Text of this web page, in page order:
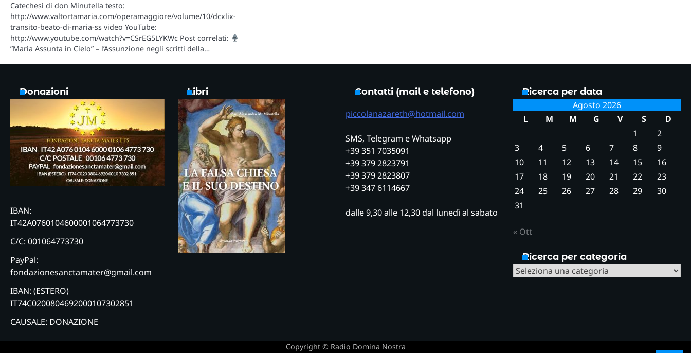
Catechesi di don Minutella testo:
http://www.valtortamaria.com/operamaggiore/volume/10/dcxlix-
transito-beato-di-maria-ss video YouTube:
http://www.youtube.com/watch?v=CSrEG5LYKWc Post correlati:
”Maria Assunta in Cielo” – l’Assunzione negli scritti della…
Donazioni
IBAN:
IT42A0760104600001064773730
C/C: 001064773730
PayPal:
fondazionesanctamater@gmail.com
IBAN: (ESTERO)
IT74C0200804692000107302851
CAUSALE: DONAZIONE
Libri
Contatti (mail e telefono)
piccolanazareth@hotmail.com
SMS, Telegram e Whatsapp
+39 351 7035091
+39 379 2823791
+39 379 2823807
+39 347 6114667
dalle 9,30 alle 12,30 dal lunedì al sabato
Ricerca per data
Agosto 2026
L
M M G V S
D
1
2
3
4 5 6 7 8
9
10
11 12 13 14 15
16
17
18 19 20 21 22
23
24
25 26 27 28 29
30
31
« Ott
Ricerca per categoria
Ricerca
Copyright © Radio Domina Nostra